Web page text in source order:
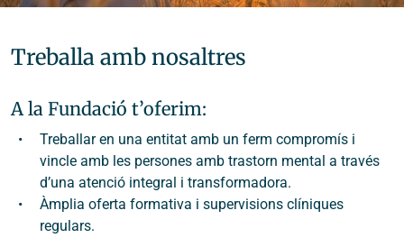
Treballa amb nosaltres
A la Fundació t’oferim:
Treballar en una entitat amb un ferm compromís i
vincle amb les persones amb trastorn mental a través
d’una atenció integral i transformadora.
Àmplia oferta formativa i supervisions clíniques
regulars.